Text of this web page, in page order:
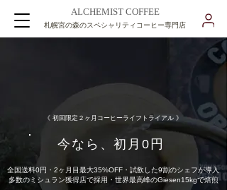
ALCHEMIST COFFEE
札幌宮の森のスペシャリティコーヒー専門店
《 初回限定２ヶ月コーヒーライフトライアル 》
今なら、初月0円
全国送料0円・2ヶ月目最大35%OFF・試飲した9割のシェフが導入
多数のミシュラン獲得店で採用・世界最高峰のGiesen15kgで焙煎